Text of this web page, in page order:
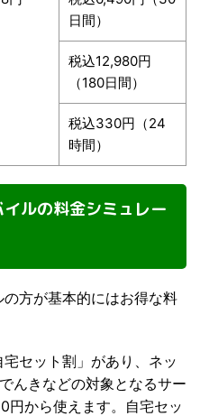
日間）
税込12,980円
（180日間）
税込330円（24
時間）
ルの料金シミュレー
方が基本的にはお得な料
セット割」があり、ネッ
んきなどの対象となるサー
円から使えます。自宅セッ